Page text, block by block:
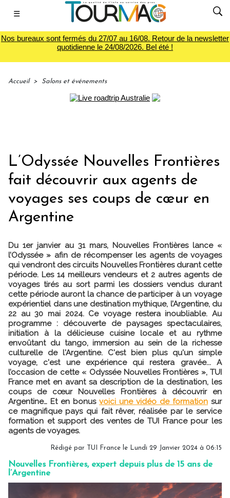
☰
Nos bureaux sont fermés du 27/07 au 16/08. Retour de la newsletter
quotidienne le 24/08/2026. Bel été !
Accueil > Salons et événements
L’Odyssée Nouvelles Frontières
fait découvrir aux agents de
voyages ses coups de cœur en
Argentine
Du 1er janvier au 31 mars, Nouvelles Frontières lance «
l’Odyssée » afin de récompenser les agents de voyages
qui vendront des circuits Nouvelles Frontières durant cette
période. Les 14 meilleurs vendeurs et 2 autres agents de
voyages tirés au sort parmi les dossiers vendus durant
cette période auront la chance de participer à un voyage
expérientiel dans une destination mythique, l’Argentine, du
22 au 30 mai 2024. Ce voyage restera inoubliable. Au
programme : découverte de paysages spectaculaires,
initiation à la délicieuse cuisine locale et au rythme
envoûtant du tango, immersion au sein de la richesse
culturelle de l'Argentine. C'est bien plus qu'un simple
voyage, c'est une expérience qui restera gravée... A
l’occasion de cette « Odyssée Nouvelles Frontières », TUI
France met en avant sa description de la destination, les
coups de cœur Nouvelles Frontières à découvrir en
Argentine… Et en bonus voici une vidéo de formation sur
ce magnifique pays qui fait rêver, réalisée par le service
formation et support des ventes de TUI France pour les
agents de voyages.
Rédigé par TUI France le Lundi 29 Janvier 2024 à 06:15
Nouvelles Frontières, expert depuis plus de 15 ans de
l’Argentine